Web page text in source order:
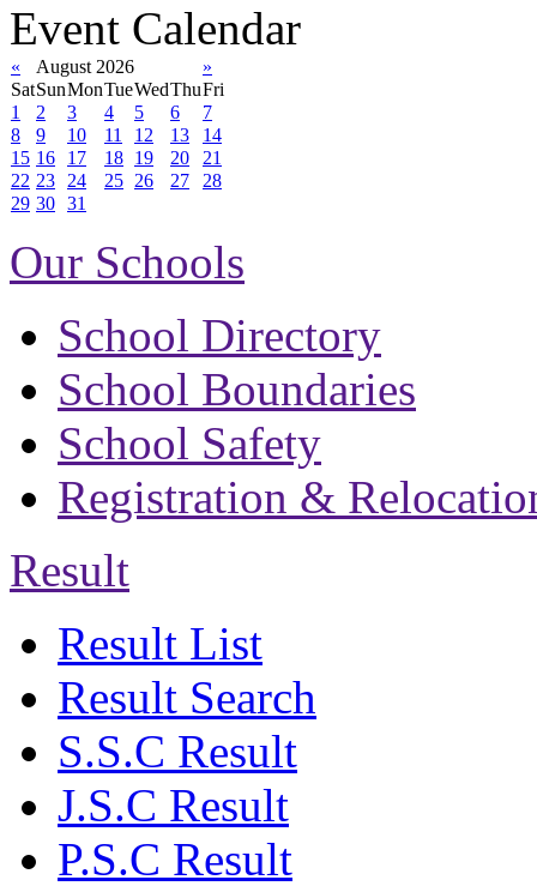
Event Calendar
« August 2026
»
SatSunMonTueWedThuFri
1
2 3 4 5 6
7
8
9 10 11 12 13
14
15 16 17 18 19 20
21
22 23 24 25 26 27
28
29 30 31
Our Schools
School Directory
School Boundaries
School Safety
Registration &
Result
Result List
Result Search
S.S.C Result
J.S.C Result
P.S.C Result